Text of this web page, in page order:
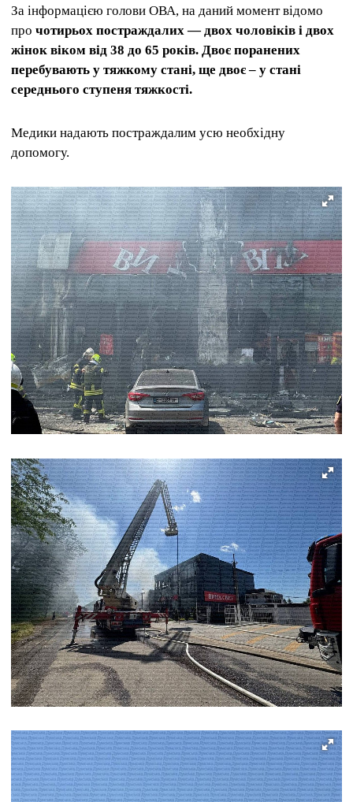
За інформацією голови ОВА, на даний момент відомо
про чотирьох постраждалих — двох чоловіків і двох
жінок віком від 38 до 65 років. Двоє поранених
перебувають у тяжкому стані, ще двоє – у стані
середнього ступеня тяжкості.
Медики надають постраждалим усю необхідну
допомогу.